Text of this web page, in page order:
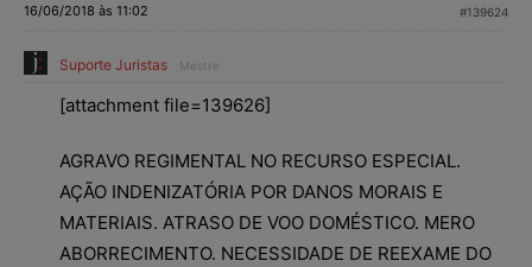
16/06/2018 às 11:02 #139624
Suporte Juristas Mestre
[attachment file=139626]
AGRAVO REGIMENTAL NO RECURSO ESPECIAL.
AÇÃO INDENIZATÓRIA POR DANOS MORAIS E
MATERIAIS. ATRASO DE VOO DOMÉSTICO. MERO
ABORRECIMENTO. NECESSIDADE DE REEXAME DO